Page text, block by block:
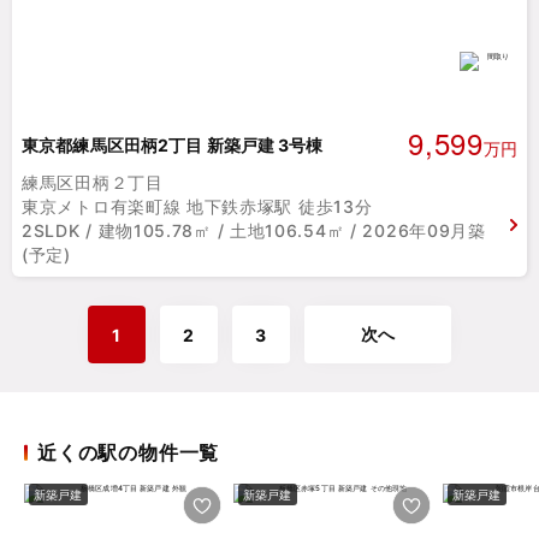
東京都練馬区田柄2丁目 新築戸建 3号棟 9,599万円
練馬区田柄２丁目
東京メトロ有楽町線 地下鉄赤塚駅 徒歩13分
2SLDK / 建物105.78㎡ / 土地106.54㎡ / 2026年09月築
(予定)
1 2 3 次へ
近くの駅の物件一覧
新築戸建 新築戸建 新築戸建